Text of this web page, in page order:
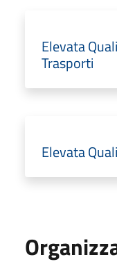
Elevata
Trasporti
Elevata